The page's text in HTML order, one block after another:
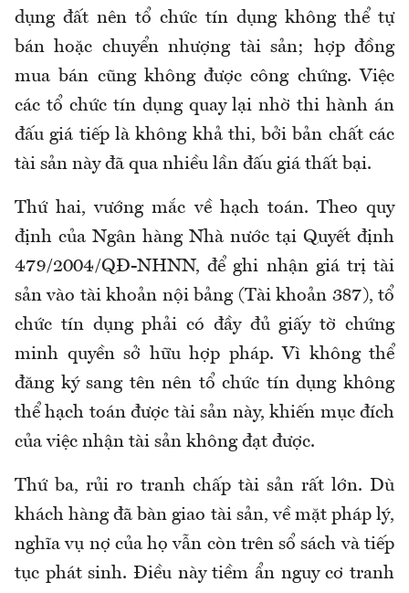
dụng đất nên tổ chức tín dụng không thể tự
bán hoặc chuyển nhượng tài sản; hợp đồng
mua bán cũng không được công chứng. Việc
các tổ chức tín dụng quay lại nhờ thi hành án
đấu giá tiếp là không khả thi, bởi bản chất các
tài sản này đã qua nhiều lần đấu giá thất bại.
Thứ hai, vướng mắc về hạch toán. Theo quy
định của Ngân hàng Nhà nước tại Quyết định
479/2004/QĐ-NHNN, để ghi nhận giá trị tài
sản vào tài khoản nội bảng (Tài khoản 387), tổ
chức tín dụng phải có đầy đủ giấy tờ chứng
minh quyền sở hữu hợp pháp. Vì không thể
đăng ký sang tên nên tổ chức tín dụng không
thể hạch toán được tài sản này, khiến mục đích
của việc nhận tài sản không đạt được.
Thứ ba, rủi ro tranh chấp tài sản rất lớn. Dù
khách hàng đã bàn giao tài sản, về mặt pháp lý,
nghĩa vụ nợ của họ vẫn còn trên sổ sách và tiếp
tục phát sinh. Điều này tiềm ẩn nguy cơ tranh